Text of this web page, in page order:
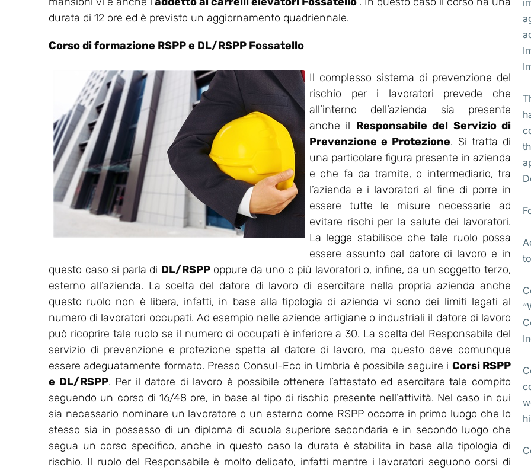
durata di 12 ore ed è previsto un aggiornamento quadriennale.
Corso di formazione RSPP e DL/RSPP Fossatello
Il complesso sistema di prevenzione del
rischio per i lavoratori prevede che
all’interno dell’azienda sia presente
anche il Responsabile del Servizio di
Prevenzione e Protezione. Si tratta di
una particolare figura presente in azienda
e che fa da tramite, o intermediario, tra
l’azienda e i lavoratori al fine di porre in
essere tutte le misure necessarie ad
evitare rischi per la salute dei lavoratori.
La legge stabilisce che tale ruolo possa
essere assunto dal datore di lavoro e in
questo caso si parla di DL/RSPPoppure da uno o più lavoratori o, infine, da un soggetto terzo,
esterno all’azienda. La scelta del datore di lavoro di esercitare nella propria azienda anche
questo ruolo non è libera, infatti, in base alla tipologia di azienda vi sono dei limiti legati al
numero di lavoratori occupati. Ad esempio nelle aziende artigiane o industriali il datore di lavoro
può ricoprire tale ruolo se il numero di occupati è inferiore a 30. La scelta del Responsabile del
servizio di prevenzione e protezione spetta al datore di lavoro, ma questo deve comunque
essere adeguatamente formato. Presso Consul-Eco in Umbria è possibile seguire i Corsi RSPP
e DL/RSPP. Per il datore di lavoro è possibile ottenere l’attestato ed esercitare tale compito
seguendo un corso di 16/48 ore, in base al tipo di rischio presente nell’attività. Nel caso in cui
sia necessario nominare un lavoratore o un esterno come RSPP occorre in primo luogo che lo
stesso sia in possesso di un diploma di scuola superiore secondaria e in secondo luogo che
segua un corso specifico, anche in questo caso la durata è stabilita in base alla tipologia di
rischio. Il ruolo del Responsabile è molto delicato, infatti mentre i lavoratori seguono corsi di